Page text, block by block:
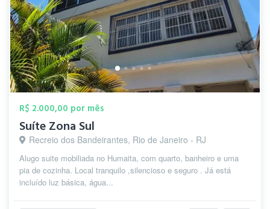
R$ 2.000,00 por mês
Suíte Zona Sul
Recreio dos Bandeirantes, Rio de Janeiro - RJ
Alugo suite mobiliada no Humaita, com quarto, banheiro e uma
pia de cozinha. Local tranquilo ,silencioso e seguro . Já está
incluído luz básica, água...